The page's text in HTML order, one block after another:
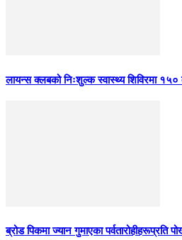
लायन्स क्लबको निःशुल्क स्वास्थ्य शिविरमा १५०
ब्रोड पिकमा ज्यान गुमाएका पर्वतारोहीहरूप्रति